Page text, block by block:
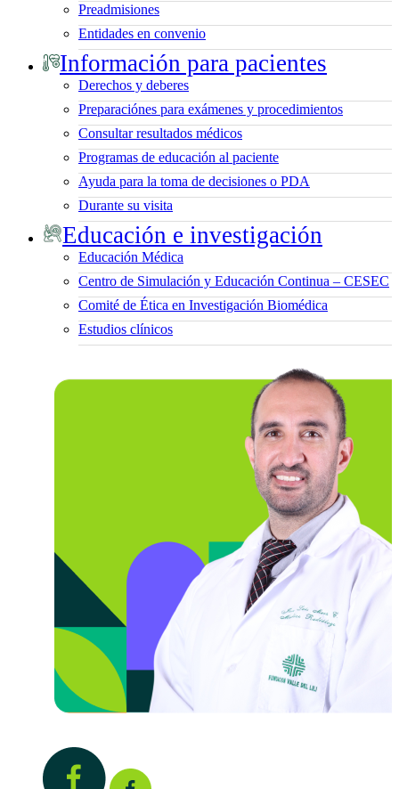
Preadmisiones
Entidades en convenio
Información para pacientes
Derechos y deberes
Preparaciónes para exámenes y procedimientos
Consultar resultados médicos
Programas de educación al paciente
Ayuda para la toma de decisiones o PDA
Durante su visita
Educación e investigación
Educación Médica
Centro de Simulación y Educación Continua – CESEC
Comité de Ética en Investigación Biomédica
Estudios clínicos